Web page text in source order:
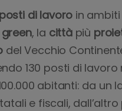
posti di lavoro in ambiti
green, la cittàpiù
del Vecchio
130 posti di lavoro
abitanti: da un
e fiscali,